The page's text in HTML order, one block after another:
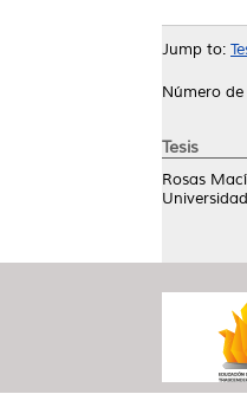
Jump to:
Número
Tesis
Rosas